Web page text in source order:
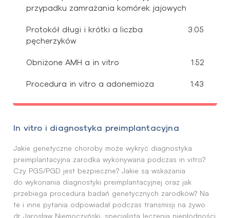
przypadku zamrażania komórek jajowych
Protokół długi i krótki a liczba
pęcherzyków
3:05
Obniżone AMH a in vitro 1:52
Procedura in vitro a adonemioza 1:43
In vitro i diagnostyka preimplantacyjna
Jakie genetyczne choroby może wykryć diagnostyka
preimplantacyjna zarodka wykonywana podczas in vitro?
Czy PGS/PGD jest bezpieczne? Jakie są wskazania
do wykonania diagnostyki preimplantacyjnej oraz jak
przebiega procedura badań genetycznych zarodków? Na
te i inne pytania odpowiadał podczas transmisji na żywo
dr Jarosław Niemoczyński, specjalista leczenia niepłodności